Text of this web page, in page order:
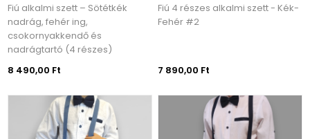
Fiú alkalmi szett – Sötétkék
nadrág, fehér ing,
csokornyakkendő és
nadrágtartó (4 részes)
8 490,00 Ft
Fiú 4 részes alkalmi szett - Kék-
Fehér #2
7 890,00 Ft